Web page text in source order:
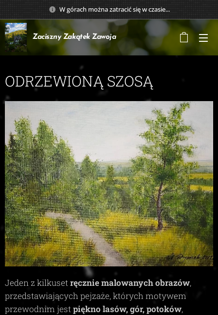
W górach można zatracić się w czasie...
Zaciszny Zakątek Zawoja
ODRZEWIONĄ SZOSĄ
Jeden z kilkuset ręcznie malowanych obrazów,
przedstawiających pejzaże, których motywem
przewodnim jest piękno lasów, gór, potoków,